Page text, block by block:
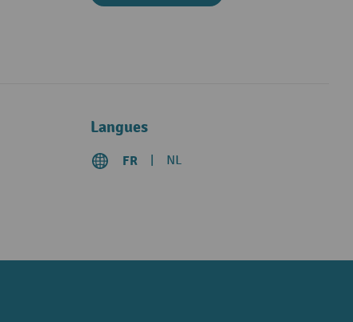
Langues
FR NL